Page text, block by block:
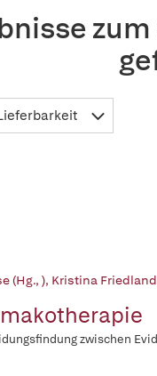
(Hg., ), Kristina Friedland
zwischen